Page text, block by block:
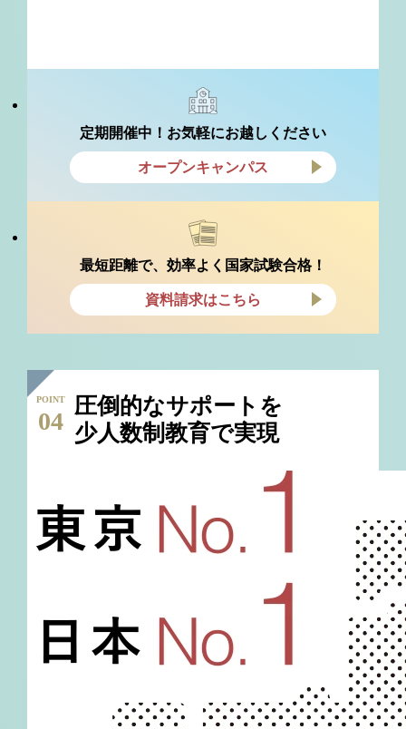
定期開催中！お気軽にお越しください
オープンキャンパス
最短距離で、効率よく国家試験合格！
資料請求はこちら
POINT
04
圧倒的なサポートを
少人数制教育で実現